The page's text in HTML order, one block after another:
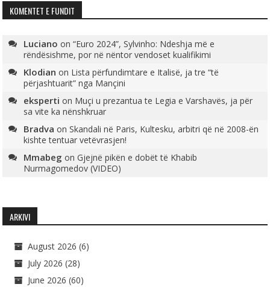
KOMENTET E FUNDIT
Luciano on“Euro 2024”, Sylvinho: Ndeshja më e
rëndësishme, por në nëntor vendoset kualifikimi
Klodian on Lista përfundimtare e Italisë, ja tre “të
përjashtuarit” nga Mançini
eksperti on Muçi u prezantua te Legia e Varshavës, ja për
sa vite ka nënshkruar
Bradva onSkandali në Paris, Kultesku, arbitri që në 2008-ën
kishte tentuar vetëvrasjen!
Mmabeg onGjejnë pikën e dobët të Khabib
Nurmagomedov (VIDEO)
ARKIVI
August 2026 (6)
July 2026 (28)
June 2026 (60)